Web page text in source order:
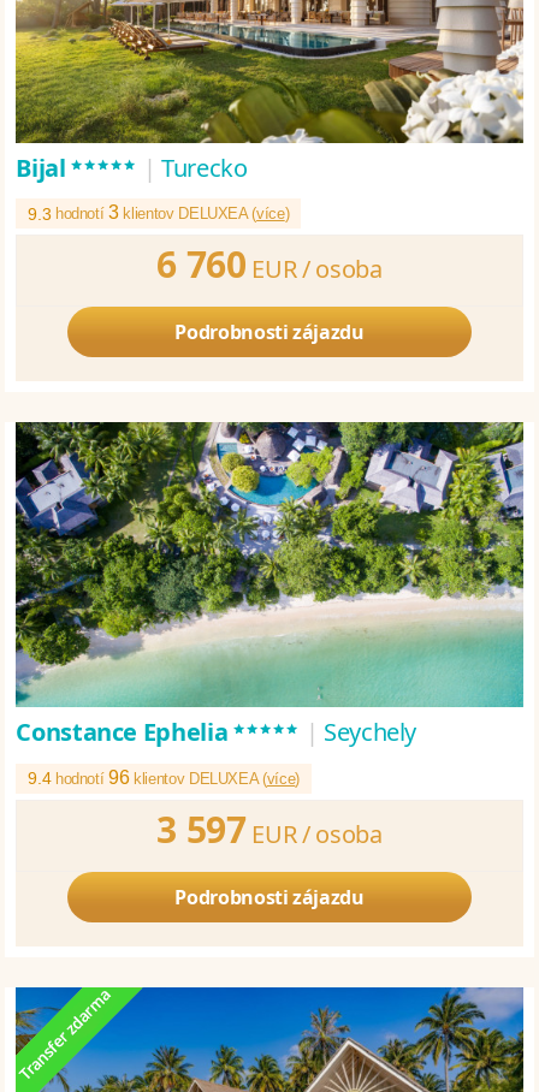
Bijal***** | Turecko
9.3 hodnotí3klientov DELUXEA (více)
6 760 EUR /osoba
Podrobnosti zájazdu
Constance Ephelia***** | Seychely
9.4 hodnotí96klientov DELUXEA (více)
3 597 EUR /osoba
Podrobnosti zájazdu